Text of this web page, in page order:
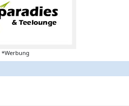
*Werbung